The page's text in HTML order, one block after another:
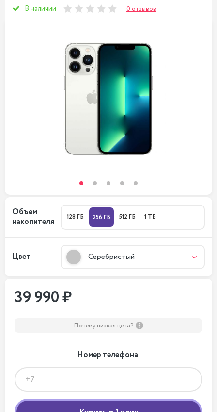
В наличии 0 отзывов
Объем
накопителя
128 ГБ 256 ГБ 512 ГБ 1 ТБ
Цвет Серебристый
39 990 ₽
Почему низкая цена?
Номер телефона: